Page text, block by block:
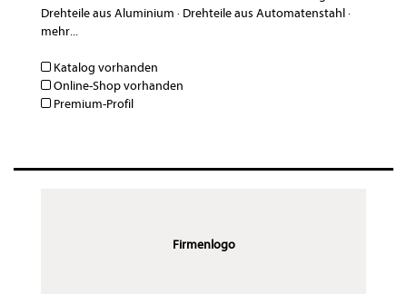
Drehteile aus Aluminium · Drehteile aus Automatenstahl·
mehr...
Katalog vorhanden
Online-Shop vorhanden
Premium-Profil
Firmenlogo